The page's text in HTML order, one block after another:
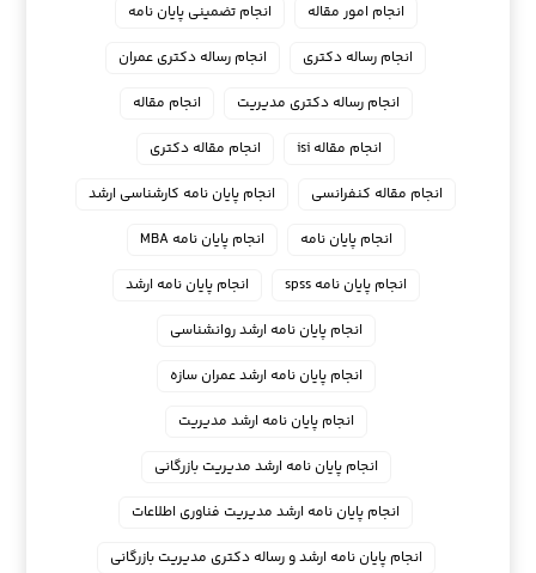
انجام امور مقاله
انجام تضمینی پایان نامه
انجام رساله دکتری
انجام رساله دکتری عمران
انجام رساله دکتری مدیریت
انجام مقاله
انجام مقاله isi
انجام مقاله دکتری
انجام مقاله کنفرانسی
انجام پايان نامه كارشناسي ارشد
انجام پایان نامه
انجام پایان نامه MBA
انجام پایان نامه spss
انجام پایان نامه ارشد
انجام پایان نامه ارشد روانشناسی
انجام پایان نامه ارشد عمران سازه
انجام پایان نامه ارشد مدیریت
انجام پایان نامه ارشد مدیریت بازرگانی
انجام پایان نامه ارشد مدیریت فناوری اطلاعات
انجام پایان نامه ارشد و رساله دکتری مدیریت بازرگانی